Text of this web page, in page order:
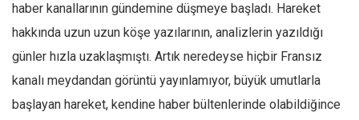
haber kanallarının gündemine düşmeye başladı. Hareket
hakkında uzun uzun köşe yazılarının, analizlerin yazıldığı
günler hızla uzaklaşmıştı. Artık neredeyse hiçbir Fransız
kanalı meydandan görüntü yayınlamıyor, büyük umutlarla
başlayan hareket, kendine haber bültenlerinde olabildiğince